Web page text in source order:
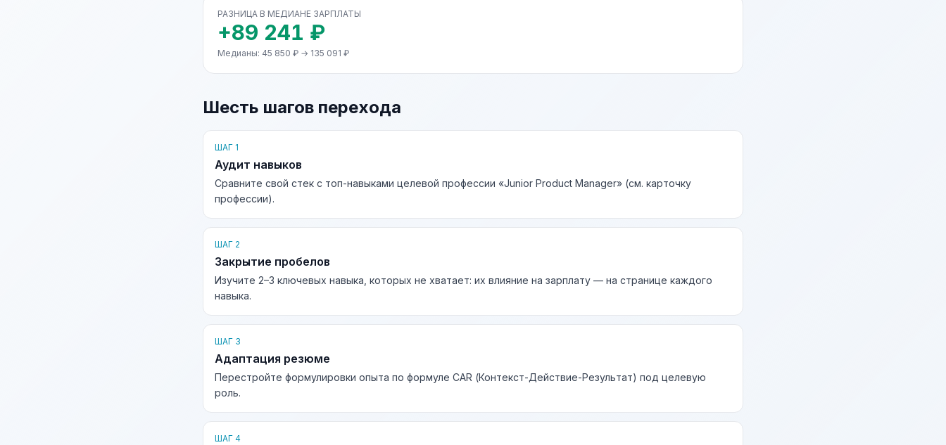
РАЗНИЦА В МЕДИАНЕ ЗАРПЛАТЫ
+89 241 ₽
Медианы: 45 850 ₽ → 135 091 ₽
Шесть шагов перехода
ШАГ 1
Аудит навыков
Сравните свой стек с топ-навыками целевой профессии «Junior Product Manager» (см. карточку
профессии).
ШАГ 2
Закрытие пробелов
Изучите 2–3 ключевых навыка, которых не хватает: их влияние на зарплату — на странице каждого
навыка.
ШАГ 3
Адаптация резюме
Перестройте формулировки опыта по формуле CAR (Контекст-Действие-Результат) под целевую
роль.
ШАГ 4